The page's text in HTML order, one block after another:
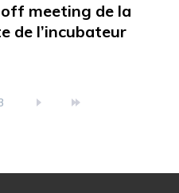
off meeting de la
de l’incubateur